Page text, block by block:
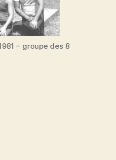
– groupe des 8